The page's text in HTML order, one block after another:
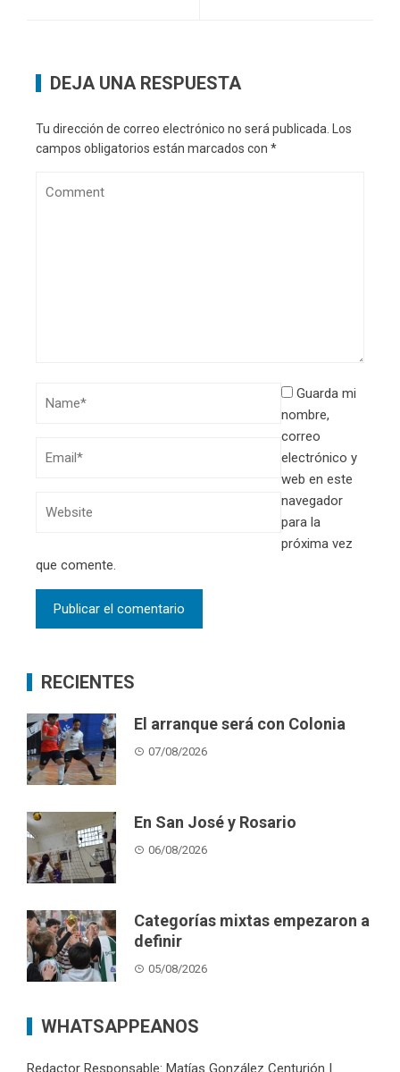
DEJA UNA RESPUESTA
Tu dirección de correo electrónico no será publicada.
Los
campos obligatorios están marcados con *
Guarda mi
nombre,
correo
electrónico y
web en este
navegador
para la
próxima vez
que comente.
RECIENTES
El arranque será con Colonia
07/08/2026
En San José y Rosario
06/08/2026
Categorías mixtas empezaron a
definir
05/08/2026
WHATSAPPEANOS
Redactor Responsable: Matías González Centurión |